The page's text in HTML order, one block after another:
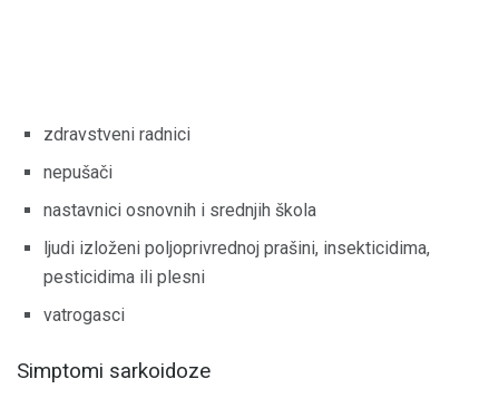
zdravstveni radnici
nepušači
nastavnici osnovnih i srednjih škola
ljudi izloženi poljoprivrednoj prašini, insekticidima,
pesticidima ili plesni
vatrogasci
Simptomi sarkoidoze